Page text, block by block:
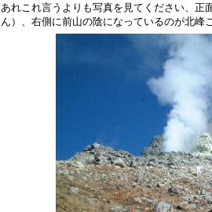
あれこれ言うよりも写真を見てください、正
ん）、右側に前山の陰になっているのが北峰